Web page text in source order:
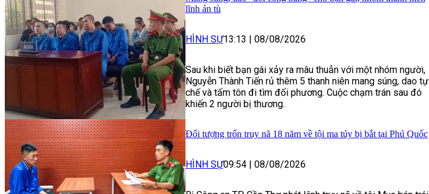
lĩnh án tù
HÌNH SỰ13:13 08/08/2026
Sau khi biết bạn gái xảy ra mâu thuẫn với một nhóm người,
Nguyễn Thành Tiến rủ thêm 5 thanh niên mang súng, dao tự
chế và tấm tôn đi tìm đối phương. Cuộc chạm trán sau đó
khiến 2 người bị thương.
Đối tượng trốn truy nã 18 năm về tội ma túy bị bắt tại Phú Quốc
HÌNH SỰ09:54 08/08/2026